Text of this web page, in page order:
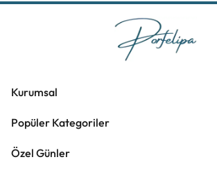
Kurumsal
Popüler Kategoriler
Özel Günler